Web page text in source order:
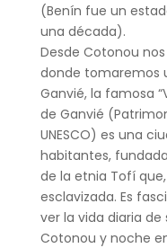
(Benín fue un
una década).
Desde Cotonou
donde tomaremos
Ganvié, la famosa
de Ganvié
UNESCO) es una
habitantes,
de la etnia Tofí
esclavizada. Es
ver la vida diaria de
Cotonou y noche